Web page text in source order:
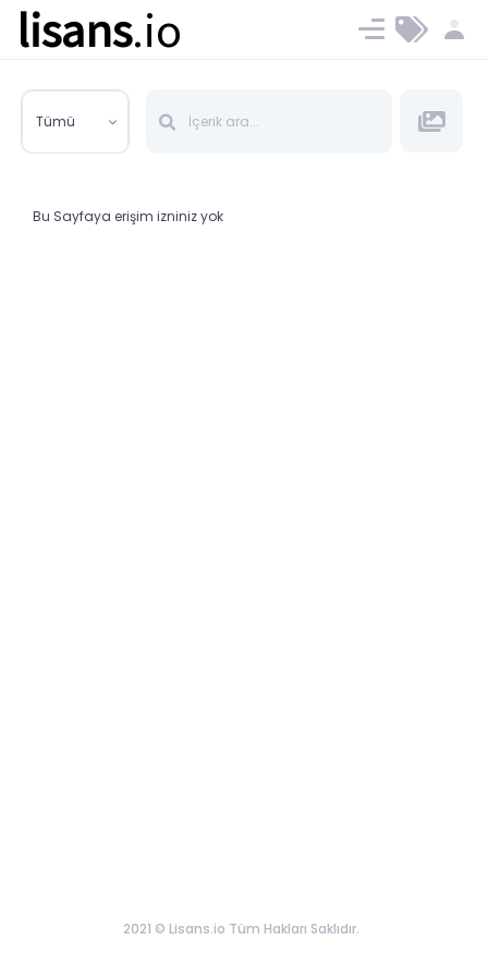
lisans.io Ücret ve Planlar
Tümü
Bu Sayfaya erişim izniniz yok
2021 © Lisans.io Tüm Hakları Saklıdır.